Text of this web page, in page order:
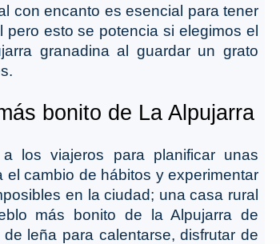
con encanto es esencial para tener
esto se potencia si elegimos el
granadina al guardar un grato
bonito de La Alpujarra
los viajeros para planificar unas
cambio de hábitos y experimentar
en la ciudad; una casa rural
más bonito de la Alpujarra de
leña para calentarse, disfrutar de